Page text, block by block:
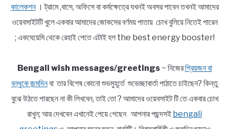
কালেকশন। ট্রামে ,বাসে, অফিসে বা কর্মক্ষেত্রে যখনই অবসর পাবেন তখনই আমাদের
ওয়েবসাইটটি খুলে একবার আমাদের জোকসের বর্ণময় পাতায় চোখ বুলিয়ে নিতেই পারেন
; একঘেয়েমি থেকে রেহাই পেতে এটাই হল the best energy booster!
Bengali wish messages/greetings~ নিজেরপ্রিয়জন বা
বন্ধুকে জন্মদিনবা তার বিশেষ কোনো শুভমুহূর্তে শুভেচ্ছাবার্তা পাঠাতে চাইছেন? কিন্তু
বুঝে উঠতে পারছেন না কী লিখবেন, তাই তো ? আমাদের ওয়েবসাইট টি তে একবার চোখ
রাখুন; আর দেখবেন এখানেই পেয়ে গেছেন আপনার পছন্দসই bengali